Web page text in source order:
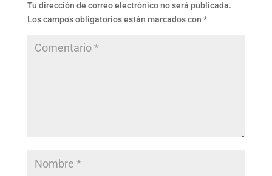
Tu dirección de correo electrónico no será publicada.
Los campos obligatorios están marcados con *